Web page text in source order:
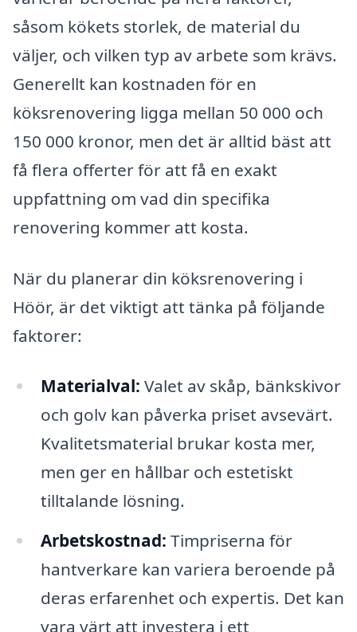
såsom kökets storlek, de material du
väljer, och vilken typ av arbete som krävs.
Generellt kan kostnaden för en
köksrenovering ligga mellan 50 000 och
150 000 kronor, men det är alltid bäst att
få flera offerter för att få en exakt
uppfattning om vad din specifika
renovering kommer att kosta.
När du planerar din köksrenovering i
Höör, är det viktigt att tänka på följande
faktorer:
Materialval: Valet av skåp, bänkskivor
och golv kan påverka priset avsevärt.
Kvalitetsmaterial brukar kosta mer,
men ger en hållbar och estetiskt
tilltalande lösning.
Arbetskostnad: Timpriserna för
hantverkare kan variera beroende på
deras erfarenhet och expertis. Det kan
vara värt att investera i ett